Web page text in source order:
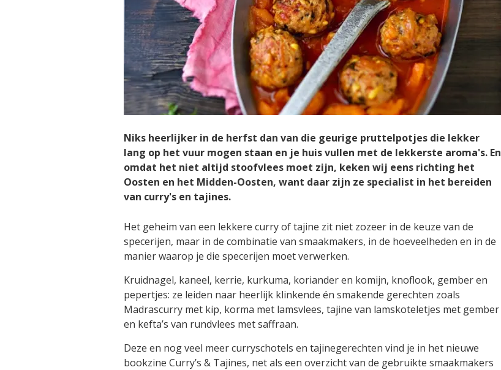
Niks heerlijker in de herfst dan van die geurige pruttelpotjes die lekker
lang op het vuur mogen staan en je huis vullen met de lekkerste aroma's. En
omdat het niet altijd stoofvlees moet zijn, keken wij eens richting het
Oosten en het Midden-Oosten, want daar zijn ze specialist in het bereiden
van curry's en tajines.
Het geheim van een lekkere curry of tajine zit niet zozeer in de keuze van de
specerijen, maar in de combinatie van smaakmakers, in de hoeveelheden en in de
manier waarop je die specerijen moet verwerken.
Kruidnagel, kaneel, kerrie, kurkuma, koriander en komijn, knoflook, gember en
pepertjes: ze leiden naar heerlijk klinkende én smakende gerechten zoals
Madrascurry met kip, korma met lamsvlees, tajine van lamskoteletjes met gember
en kefta’s van rundvlees met saffraan.
Deze en nog veel meer curryschotels en tajinegerechten vind je in het nieuwe
bookzine Curry’s & Tajines, net als een overzicht van de gebruikte smaakmakers